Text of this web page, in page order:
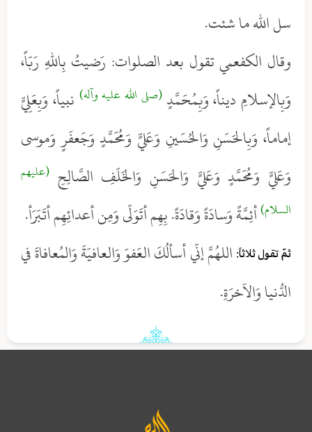
سل الله ما شئت.
وقال الكفعمي تقول بعد الصلوات: رَضيتُ بِاللهِ رَبّاً،
وَبِالإسلامِ ديناً، وَبِمُحَمَّدٍ (صلى الله عليه وآله) نبياً، وَبِعَلِيٍّ
إماماً، وَبِالحَسَنِ وَالحُسَينِ وَعَليٍّ وَمُحَمَّدٍ وَجَعفَرٍ وَموسى
وَعَليٍّ وَمُحَمَّدٍ وَعَليٍّ وَالحَسَنِ وَالخَلَفِ الصَّالِحِ (عليهم
السلام)أئِمَّةً وَسادَةً وَقادَةً. بِهِم أتَوَلّى وَمِن أعدائِهِم أتَبَرَأ.
ثمّ تقول ثلاثاً: اللهُمَّ إنّي أسألُكَ العَفوَ وَالعافيَةَ وَالمُعافاةَ في
الدُّنيا وَالآخرَةِ.